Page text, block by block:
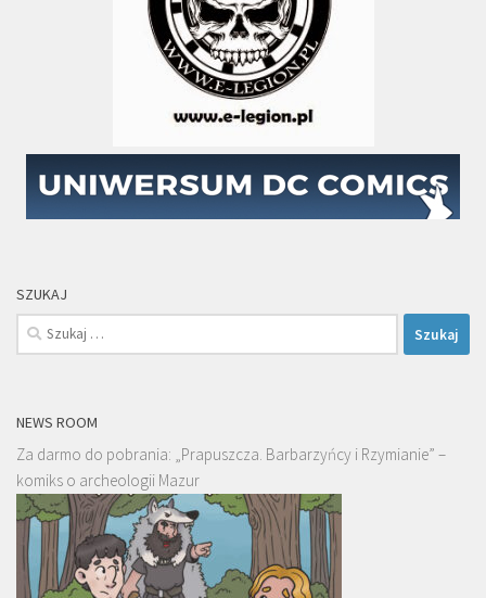
SZUKAJ
Szukaj:
NEWS ROOM
Za darmo do pobrania: „Prapuszcza. Barbarzyńcy i Rzymianie” –
komiks o archeologii Mazur